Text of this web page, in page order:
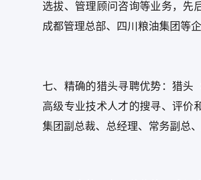
选拔、管理顾问咨询等业务，先
成都管理总部、四川粮油集团等
七、精确的猎头寻聘优势：猎头
高级专业技术人才的搜寻、评价
集团副总裁、总经理、常务副总